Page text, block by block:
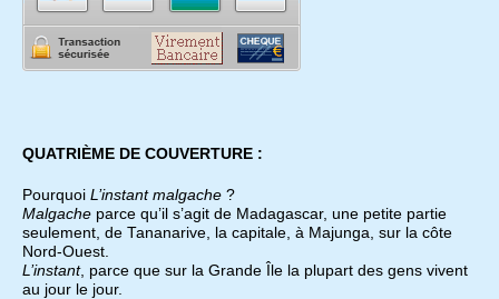
QUATRIÈME DE COUVERTURE :
PourquoiL’instant malgache ?
Malgache parce qu’il s’agit de Madagascar, une petite partie
seulement, de Tananarive, la capitale, à Majunga, sur la côte
Nord-Ouest.
L’instant, parce que sur la Grande Île la plupart des gens vivent
au jour le jour.